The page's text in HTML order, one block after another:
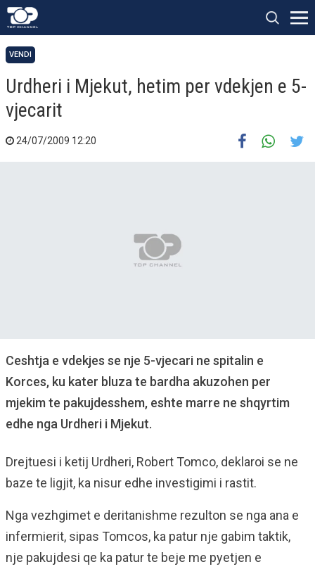
VENDI
Urdheri i Mjekut, hetim per vdekjen e 5-
vjecarit
24/07/2009 12:20
Ceshtja e vdekjes se nje 5-vjecari ne spitalin e
Korces, ku kater bluza te bardha akuzohen per
mjekim te pakujdesshem, eshte marre ne shqyrtim
edhe nga Urdheri i Mjekut.
Drejtuesi i ketij Urdheri, Robert Tomco, deklaroi se ne
baze te ligjit, ka nisur edhe investigimi i rastit.
Nga vezhgimet e deritanishme rezulton se nga ana e
infermierit, sipas Tomcos, ka patur nje gabim taktik,
nje pakujdesi qe ka patur te beje me pyetjen e